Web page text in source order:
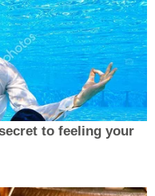
to feeling your